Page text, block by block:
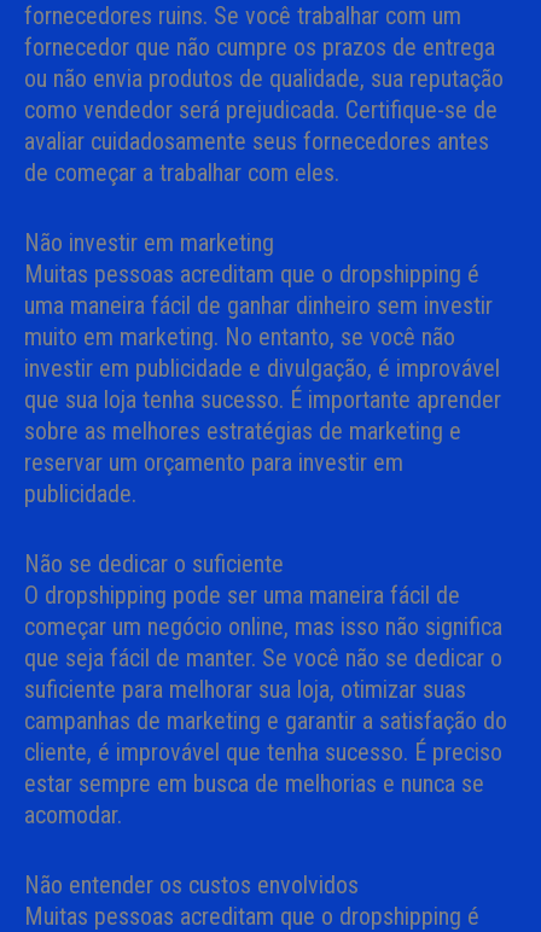
fornecedores ruins. Se você trabalhar com um
fornecedor que não cumpre os prazos de entrega
ou não envia produtos de qualidade, sua reputação
como vendedor será prejudicada. Certifique-se de
avaliar cuidadosamente seus fornecedores antes
de começar a trabalhar com eles.
Não investir em marketing
Muitas pessoas acreditam que o dropshipping é
uma maneira fácil de ganhar dinheiro sem investir
muito em marketing. No entanto, se você não
investir em publicidade e divulgação, é improvável
que sua loja tenha sucesso. É importante aprender
sobre as melhores estratégias de marketing e
reservar um orçamento para investir em
publicidade.
Não se dedicar o suficiente
O dropshipping pode ser uma maneira fácil de
começar um negócio online, mas isso não significa
que seja fácil de manter. Se você não se dedicar o
suficiente para melhorar sua loja, otimizar suas
campanhas de marketing e garantir a satisfação do
cliente, é improvável que tenha sucesso. É preciso
estar sempre em busca de melhorias e nunca se
acomodar.
Não entender os custos envolvidos
Muitas pessoas acreditam que o dropshipping é